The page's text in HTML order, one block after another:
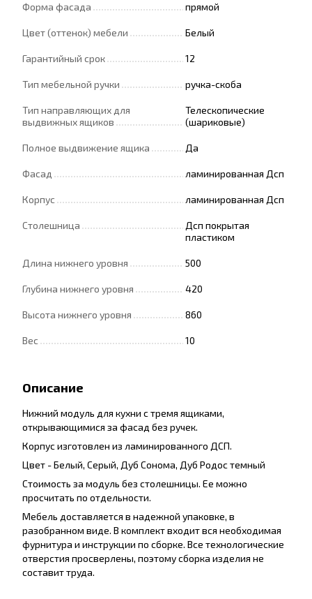
Форма фасада прямой
Цвет (оттенок) мебели Белый
Гарантийный срок 12
Тип мебельной ручки ручка-скоба
Тип направляющих для
выдвижных ящиков
Телескопические
(шариковые)
Полное выдвижение ящика Да
Фасад ламинированная Дсп
Корпус ламинированная Дсп
Столешница
Дсп покрытая
пластиком
Длина нижнего уровня 500
Глубина нижнего уровня 420
Высота нижнего уровня 860
Вес 10
Описание
Нижний модуль для кухни с тремя ящиками,
открывающимися за фасад без ручек.
Корпус изготовлен из ламинированного ДСП.
Цвет - Белый, Серый, Дуб Сонома, Дуб Родос темный
Стоимость за модуль без столешницы. Ее можно
просчитать по отдельности.
Мебель доставляется в надежной упаковке, в
разобранном виде. В комплект входит вся необходимая
фурнитура и инструкции по сборке. Все технологические
отверстия просверлены, поэтому сборка изделия не
составит труда.